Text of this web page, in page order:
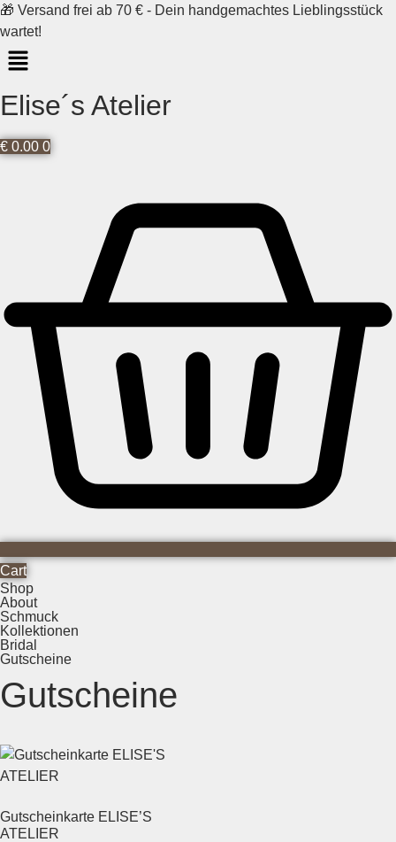
Skip
to
content
🎁 Versand frei ab 70 € - Dein handgemachtes Lieblingsstück
wartet!
Elise´s Atelier
€ 0.00 0
Cart
Shop
About
Schmuck
Kollektionen
Bridal
Gutscheine
Gutscheine
Gutscheinkarte ELISE’S
ATELIER